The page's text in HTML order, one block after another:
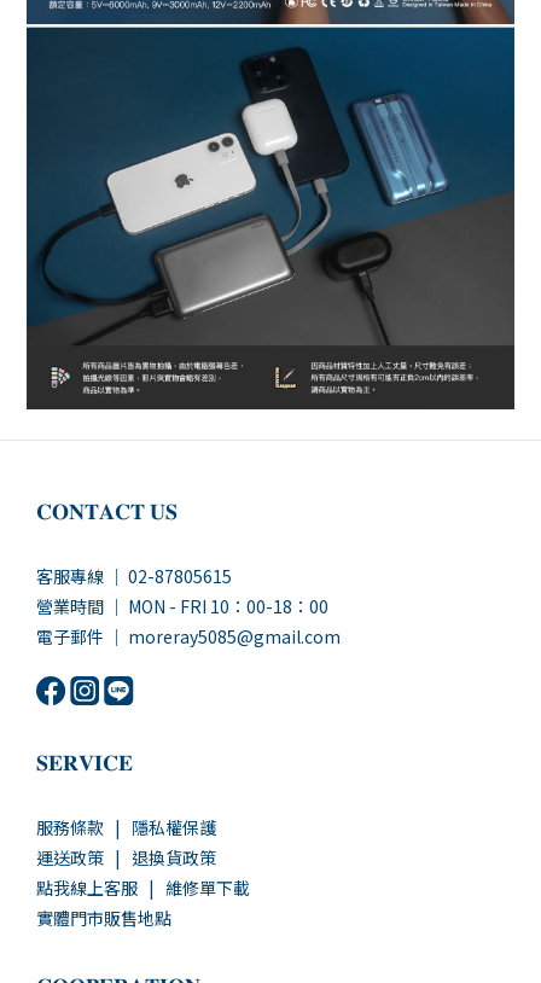
𝐂𝐎𝐍𝐓𝐀𝐂𝐓 𝐔𝐒
客服專線 ｜ 02-87805615
營業時間 ｜ MON - FRI 10：00-18：00
電子郵件 ｜ moreray5085@gmail.com
𝐒𝐄𝐑𝐕𝐈𝐂𝐄
服務條款 | 隱私權保護
運送政策 | 退換貨政策
點我線上客服 | 維修單下載
實體門市販售地點